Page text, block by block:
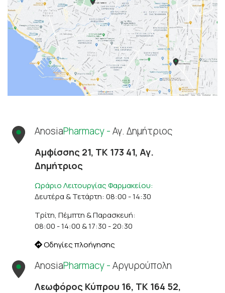
AnosiaPharmacy -Αγ. Δημήτριος
Αμφίσσης 21, ΤΚ 173 41, Αγ.
Δημήτριος
Ωράριο Λειτουργίας Φαρμακείου:
Δευτέρα & Τετάρτη: 08:00 - 14:30
Τρίτη, Πέμπτη & Παρασκευή:
08:00 - 14:00 & 17:30 - 20:30
Οδηγίες πλοήγησης
AnosiaPharmacy -Αργυρούπολη
Λεωφόρος Κύπρου 16, ΤΚ 164 52,